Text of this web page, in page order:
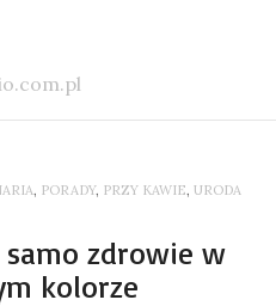
, PORADY, PRZY KAWIE, URODA
zdrowie w
kolorze